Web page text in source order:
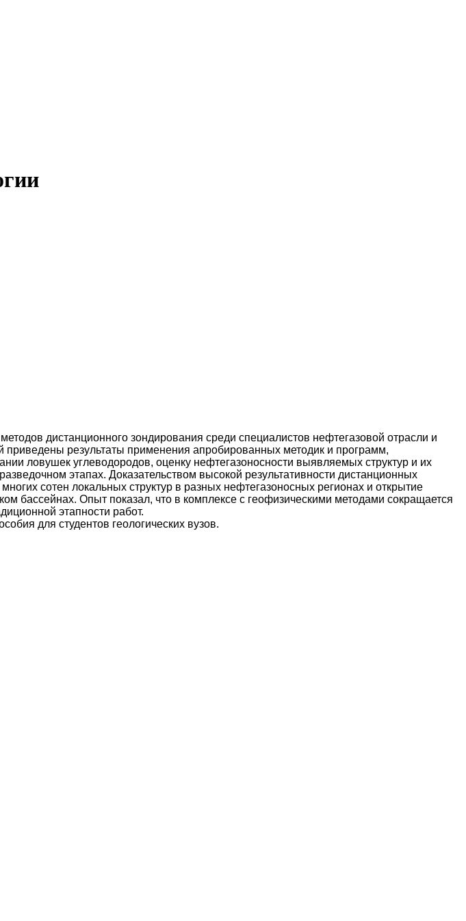
дистанционного зондирования среди специалистов нефтегазовой отрасли и
приведены результаты применения апробированных методик и программ,
ловушек углеводородов, оценку нефтегазоносности выявляемых структур и их
этапах. Доказательством высокой результативности дистанционных
сотен локальных структур в разных нефтегазоносных регионах и открытие
бассейнах. Опыт показал, что в комплексе с геофизическими методами сокращается
этапности работ.
для студентов геологических вузов.